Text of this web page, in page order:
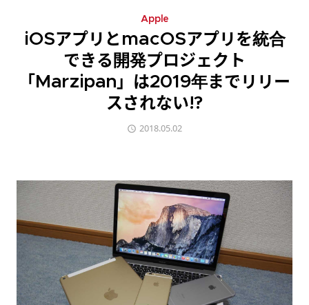
Apple
iOSアプリとmacOSアプリを統合
できる開発プロジェクト
「Marzipan」は2019年までリリー
スされない!?
2018.05.02